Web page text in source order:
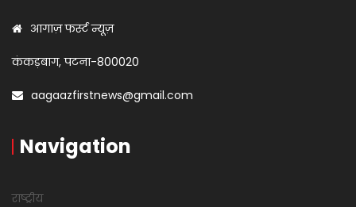
आगाज़ फर्स्ट न्यूज़
कंकड़बाग, पटना-800020
aagaazfirstnews@gmail.com
Navigation
राष्ट्रीय